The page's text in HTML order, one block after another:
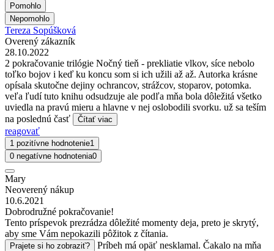
Pomohlo
Nepomohlo
Tereza Sopúšková
Overený zákazník
28.10.2022
2 pokračovanie trilógie Nočný tieň - prekliatie vlkov, síce nebolo
toľko bojov i keď ku koncu som si ich užili až až. Autorka krásne
opísala skutočne dejiny ochrancov, strážcov, stoparov, potomka.
veľa ľudí tuto knihu odsudzuje ale podľa mňa bola dôležitá všetko
uviedla na pravú mieru a hlavne v nej oslobodili svorku. už sa teším
na poslednú časť
Čítať viac
reagovať
1 pozitívne hodnotenie1
0 negatívne hodnotenia0
Mary
Neoverený nákup
10.6.2021
Dobrodružné pokračovanie!
Tento príspevok prezrádza dôležité momenty deja, preto je skrytý,
aby sme Vám nepokazili pôžitok z čítania.
Prajete si ho zobraziť?
Príbeh má opäť nesklamal. Čakalo na mňa